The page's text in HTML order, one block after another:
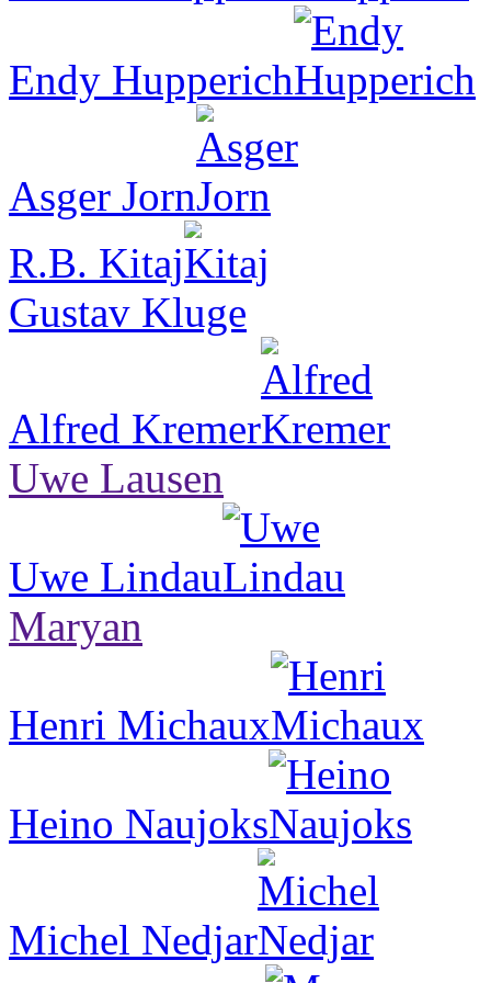
Endy Hupperich
Asger Jorn
R.B. Kitaj
Gustav Kluge
Alfred Kremer
Uwe Lausen
Uwe Lindau
Maryan
Henri Michaux
Heino Naujoks
Michel Nedjar